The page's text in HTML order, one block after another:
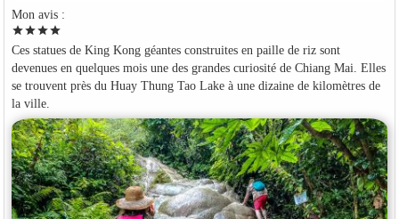
Mon avis :
starstarstarstar
Ces statues de King Kong géantes construites en paille de riz sont
devenues en quelques mois une des grandes curiosité de Chiang Mai. Elles
se trouvent près du Huay Thung Tao Lake à une dizaine de kilomètres de
la ville.